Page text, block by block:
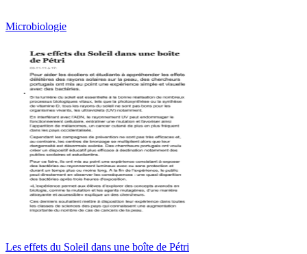
Microbiologie
Les effets du Soleil dans une boîte de Pétri